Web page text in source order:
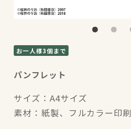
お一人様3個まで
パンフレット
サイズ：A4サイズ
素材：紙製、フルカラー印刷